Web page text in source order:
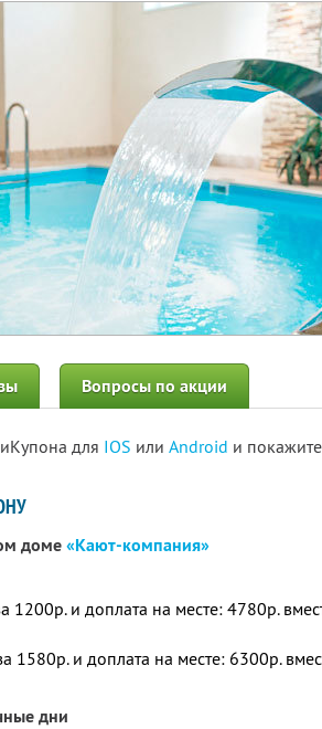
Вопросы по акции
для IOS или Android и
доме«Кают-компания»
1200р. и доплата на месте: 4780р.
1580р. и доплата на месте: 6300р.
дни